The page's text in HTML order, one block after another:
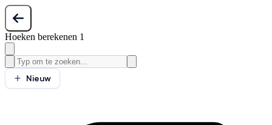
Hoeken berekenen 1
Nieuw